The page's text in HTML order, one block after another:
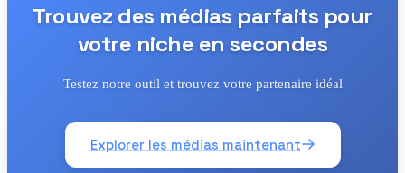
Trouvez des médias parfaits pour
votre niche en secondes
Testez notre outil et trouvez votre partenaire idéal
Explorer les médias maintenant